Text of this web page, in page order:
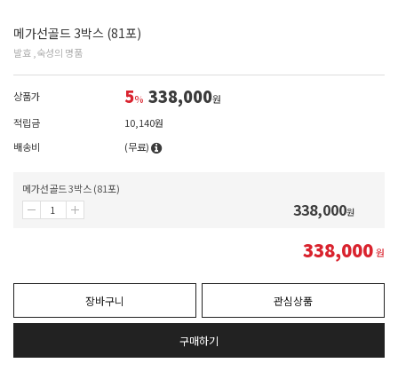
메가선골드 3박스 (81포)
발효 ,숙성의 명품
상품가 5% 338,000원
적립금
10,140원
배송비
(무료)
메가선골드 3박스 (81포)
338,000원
338,000원
장바구니 관심상품
구매하기